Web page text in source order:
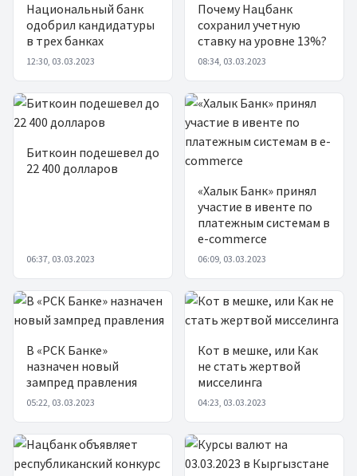
Национальный банк
одобрил кандидатуры
в трех банках
12:30, 03.03.2023
Почему Нацбанк
сохранил учетную
ставку на уровне 13%?
08:34, 03.03.2023
Биткоин подешевел до
22 400 долларов
06:37, 03.03.2023
«Халык Банк» принял
участие в ивенте по
платежным системам в
e-commerce
06:09, 03.03.2023
В «РСК Банке»
назначен новый
зампред правления
05:22, 03.03.2023
Кот в мешке, или Как
не стать жертвой
мисселинга
04:23, 03.03.2023